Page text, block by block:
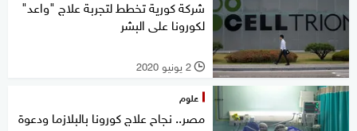
شركة كورية تخطط لتجربة علاج "واعد"
لكورونا على البشر
l 2 يونيو 2020
علوم
مصر.. نجاح علاج كورونا بالبلازما ودعوة